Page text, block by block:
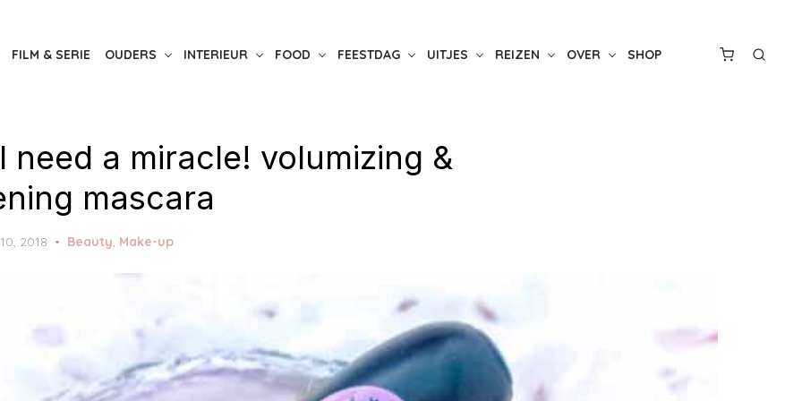
FILM & SERIE OUDERS INTERIEUR FOOD FEESTDAG UITJES REIZEN OVER SHOP
need a miracle! volumizing &
mascara
2018 Beauty Make-up